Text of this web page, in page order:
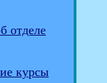
отделе
курсы